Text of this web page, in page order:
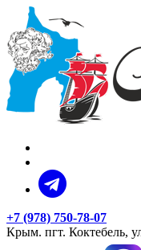
+7 (978) 750-78-07
Крым. пгт. Коктебель,